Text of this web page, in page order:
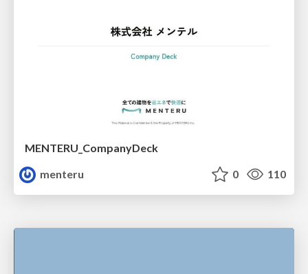
MENTERU_CompanyDeck
menteru
0 110